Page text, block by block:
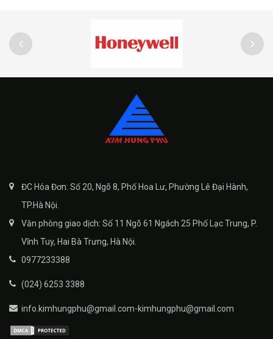
ĐC Hóa Đơn: Số 20, Ngõ 8, Phố Hoa Lư, Phường Lê Đại Hành,
TP.Hà Nội.
Văn phòng giao dịch: Số 11 Ngõ 61 Ngách 25 Phố Lạc Trung, P.
Vĩnh Tuy, Hai Bà Trưng, Hà Nội.
0977233388
(024) 6253 3388
info.kimhungphu@gmail.com-kimhungphu@gmail.com